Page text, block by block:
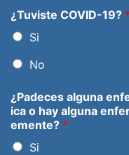
¿Tuviste COVID-19? *
Si
No
¿Padeces alguna
ica o hay alguna
emente? *
Si